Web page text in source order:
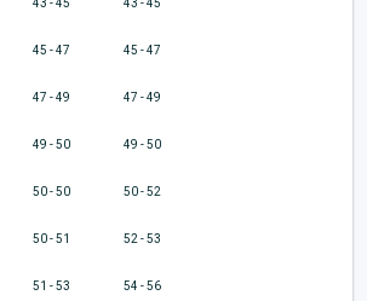
43 - 45 43 - 45
45 - 47 45 - 47
47 - 49 47 - 49
49 - 50 49 - 50
50 - 50 50 - 52
50 - 51 52 - 53
51 - 53 54 - 56